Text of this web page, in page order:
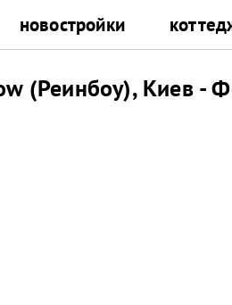
новостройки
(Реинбоу), Киев -